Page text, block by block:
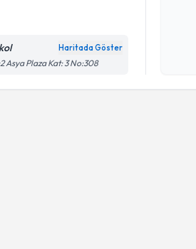
Haritada Göster
Asya Plaza Kat: 3 No:308